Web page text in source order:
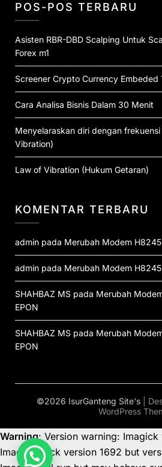
POS-POS TERBARU
Asisten RBR-DBD Scalping Untuk
Forex m1
Screener Crypto Currency Embeded
Cara Analisa Bisnis Dalam 30 Menit
Menyelaraskan diri dengan
Vibration)
Law of Vibration (Hukum Getaran)
KOMENTAR TERBARU
admin pada Merubah Modem
admin pada Merubah Modem
SHAHBAZ MS pada Merubah
EPON
SHAHBAZ MS pada Merubah
EPON
©2026 IsurGanteng Site's |
WordPress
Warning: Version warning:
ImageMagick version 1692 but